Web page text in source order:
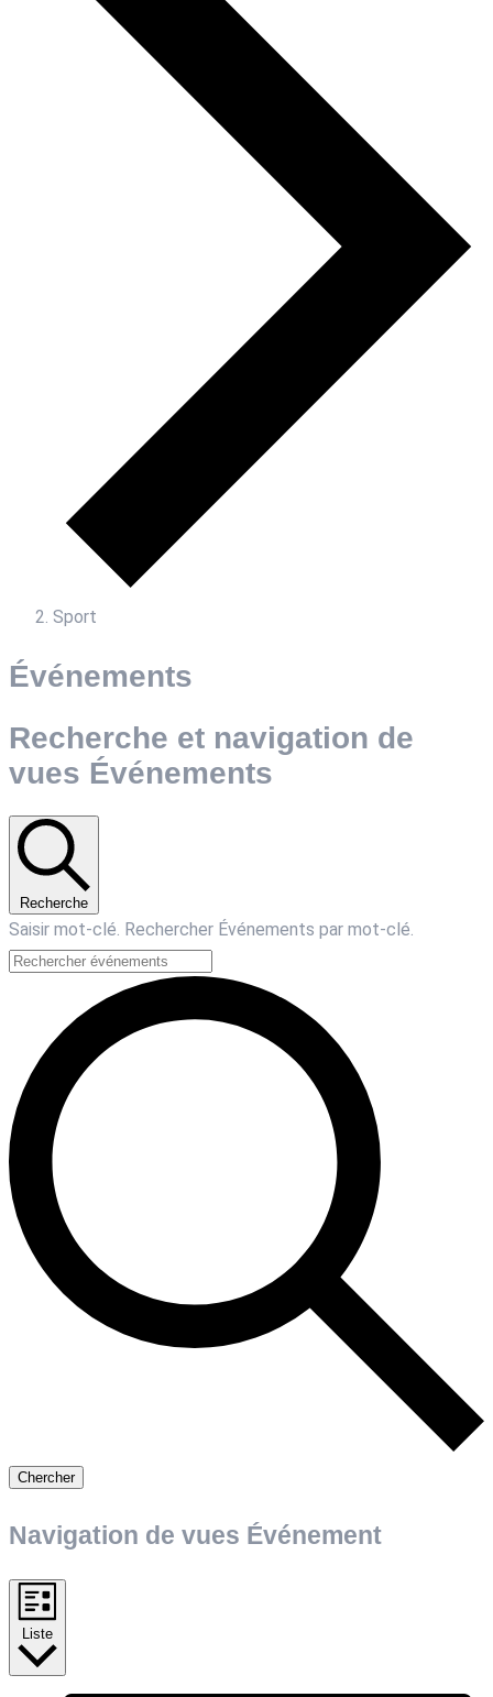
Sport
Événements
Recherche et navigation de
vues Événements
Recherche
Saisir mot-clé. Rechercher Événements par mot-clé.
Chercher
Navigation de vues Événement
Liste